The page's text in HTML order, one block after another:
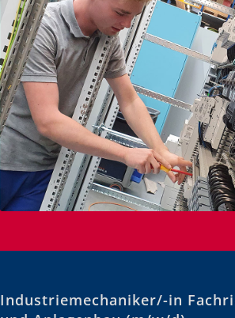
Industriemechaniker/-in